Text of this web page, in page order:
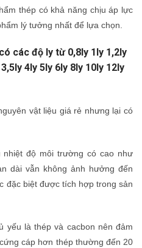
thép có khả năng chịu áp lực
lý tưởng nhất để lựa chọn.
có các độ ly từ 0,8ly 1ly 1,2ly
4ly 5ly 6ly 8ly 10ly 12ly
vật liệu giá rẻ nhưng lại có
độ môi trường có cao như
dài vẫn không ảnh hưởng đến
đặc biệt được tích hợp trong sản
yếu là thép và cacbon nên đảm
cáp hơn thép thường đến 20